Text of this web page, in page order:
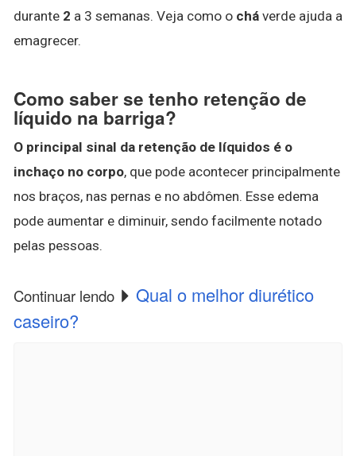
durante 2 a 3 semanas. Veja como o chá verde ajuda a
emagrecer.
Como saber se tenho retenção de
líquido na barriga?
O principal sinal da retenção de líquidos é o
inchaço no corpo, que pode acontecer principalmente
nos braços, nas pernas e no abdômen. Esse edema
pode aumentar e diminuir, sendo facilmente notado
pelas pessoas.
Continuar lendo
Qual o melhor diurético
caseiro?